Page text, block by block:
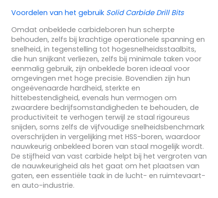
Voordelen van het gebruik Solid Carbide Drill Bits
Omdat onbeklede carbideboren hun scherpte
behouden, zelfs bij krachtige operationele spanning en
snelheid, in tegenstelling tot hogesnelheidsstaalbits,
die hun snijkant verliezen, zelfs bij minimale taken voor
eenmalig gebruik, zijn onbeklede boren ideaal voor
omgevingen met hoge precisie. Bovendien zijn hun
ongeëvenaarde hardheid, sterkte en
hittebestendigheid, evenals hun vermogen om
zwaardere bedrijfsomstandigheden te behouden, de
productiviteit te verhogen terwijl ze staal rigoureus
snijden, soms zelfs de vijfvoudige snelheidsbenchmark
overschrijden in vergelijking met HSS-boren, waardoor
nauwkeurig onbekleed boren van staal mogelijk wordt.
De stijfheid van vast carbide helpt bij het vergroten van
de nauwkeurigheid als het gaat om het plaatsen van
gaten, een essentiële taak in de lucht- en ruimtevaart-
en auto-industrie.